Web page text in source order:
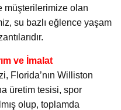
müşterilerimize olan
su bazlı eğlence yaşam
ve İmalat
Florida’nın Williston
üretim tesisi, spor
olup, toplamda